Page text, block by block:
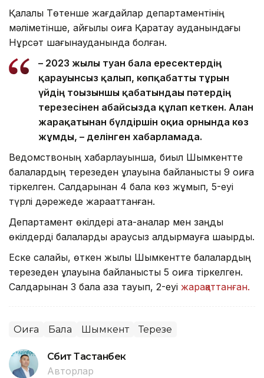
Қалалық Төтенше жағдайлар департаментінің
мәліметінше, қайғылы оқиға Қаратау ауданындағы
Нұрсәт шағынауданында болған.
– 2023 жылы туған бала ересектердің
қарауынсыз қалып, көпқабатты тұрғын
үйдің тоғызыншы қабатындағы пәтердің
терезесінен абайсызда құлап кеткен. Алған
жарақатынан бүлдіршін оқиға орнында көз
жұмды, – делінген хабарламада.
Ведомствоның хабарлауынша, биыл Шымкентте
балалардың терезеден құлауына байланысты 9 оқиға
тіркелген. Салдарынан 4 бала көз жұмып, 5-еуі
түрлі дәрежеде жарақаттанған.
Департамент өкілдері ата-аналар мен заңды
өкілдерді балаларды қараусыз қалдырмауға шақырды.
Еске салайық, өткен жылы Шымкентте балалардың
терезеден құлауына байланысты 5 оқиға тіркелген.
Салдарынан 3 бала қаза тауып, 2-еуі жарақаттанған.
Оқиға Бала Шымкент Терезе
Сәбит Тастанбек
Авторлар